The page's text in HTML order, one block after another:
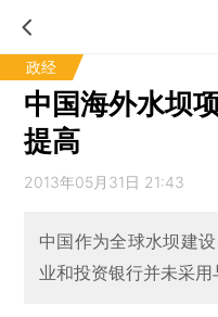
政经
中国海外水坝
提高
2013年05月31日 21:43
中国作为全球水坝建
业和投资银行并未采